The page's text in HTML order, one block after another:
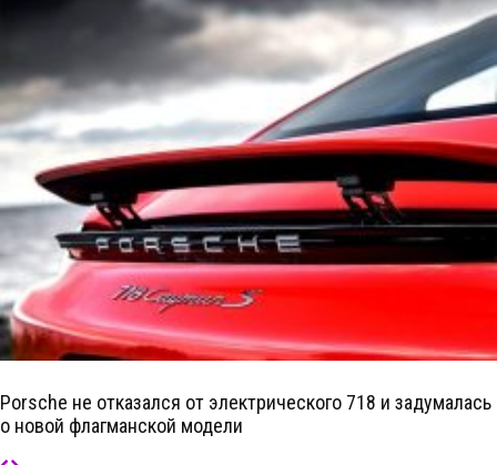
Porsche не отказался от электрического 718 и задумалась
о новой флагманской модели